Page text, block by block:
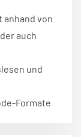
von
auch
und
Formate